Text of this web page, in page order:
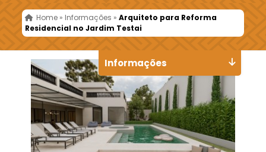
Home » Informações »Arquiteto para Reforma
Residencial no Jardim Testai
Informações